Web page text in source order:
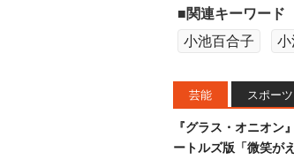
■関連キーワード
小池百合子
小
芸能 スポーツ
『グラス・オニオン
ートルズ版「微笑が